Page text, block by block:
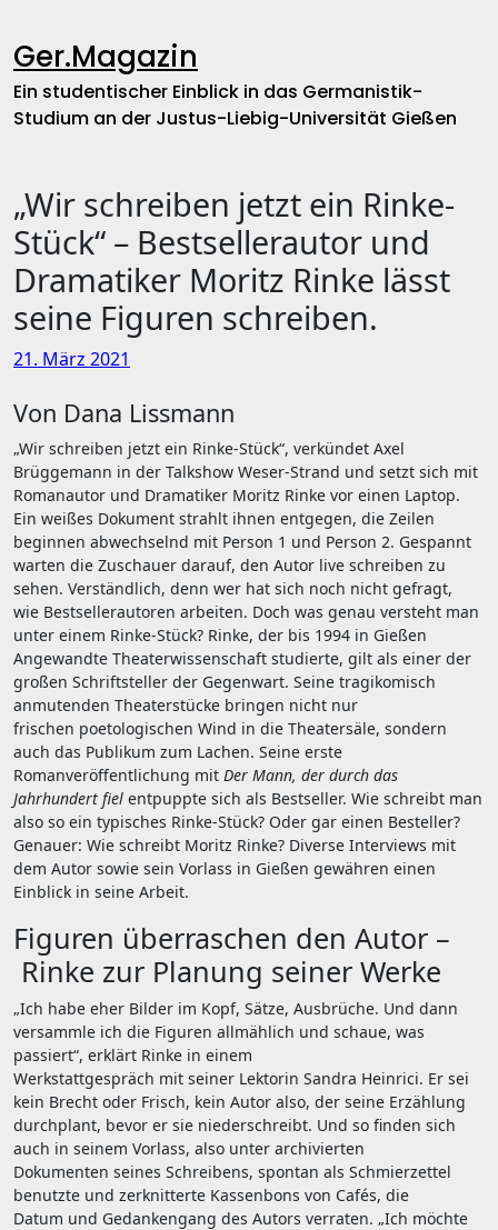
springen
Ger.Magazin
Ein studentischer Einblick in das Germanistik-
Studium an der Justus-Liebig-Universität Gießen
„Wir schreiben jetzt ein Rinke-
Stück“ – Bestsellerautor und
Dramatiker Moritz Rinke lässt
seine Figuren schreiben.
21. März 2021
Von Dana Lissmann
„Wir schreiben jetzt ein Rinke-Stück“, verkündet Axel
Brüggemann in der Talkshow Weser-Strand und setzt sich mit
Romanautor und Dramatiker Moritz Rinke vor einen Laptop.
Ein weißes Dokument strahlt ihnen entgegen, die Zeilen
beginnen abwechselnd mit Person 1 und Person 2. Gespannt
warten die Zuschauer darauf, den Autor live schreiben zu
sehen. Verständlich, denn wer hat sich noch nicht gefragt,
wie Bestsellerautoren arbeiten. Doch was genau versteht man
unter einem Rinke-Stück? Rinke, der bis 1994 in Gießen
Angewandte Theaterwissenschaft studierte, gilt als einer der
großen Schriftsteller der Gegenwart. Seine tragikomisch
anmutenden Theaterstücke bringen nicht nur
frischen poetologischen Wind in die Theatersäle, sondern
auch das Publikum zum Lachen. Seine erste
Romanveröffentlichung mit Der Mann, der durch das
Jahrhundert fiel entpuppte sich als Bestseller. Wie schreibt man
also so ein typisches Rinke-Stück? Oder gar einen Besteller?
Genauer: Wie schreibt Moritz Rinke? Diverse Interviews mit
dem Autor sowie sein Vorlass in Gießen gewähren einen
Einblick in seine Arbeit.
Figuren überraschen den Autor –
Rinke zur Planung seiner Werke
„Ich habe eher Bilder im Kopf, Sätze, Ausbrüche. Und dann
versammle ich die Figuren allmählich und schaue, was
passiert“, erklärt Rinke in einem
Werkstattgespräch mit seiner Lektorin Sandra Heinrici. Er sei
kein Brecht oder Frisch, kein Autor also, der seine Erzählung
durchplant, bevor er sie niederschreibt. Und so finden sich
auch in seinem Vorlass, also unter archivierten
Dokumenten seines Schreibens, spontan als Schmierzettel
benutzte und zerknitterte Kassenbons von Cafés, die
Datum und Gedankengang des Autors verraten. „Ich möchte